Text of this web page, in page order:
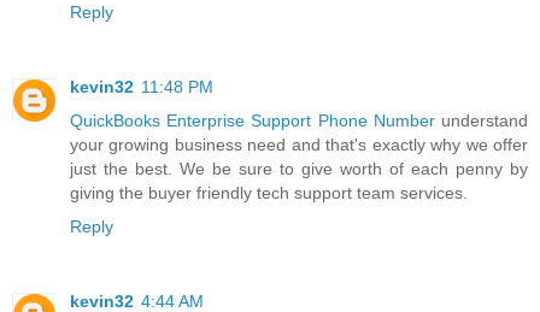
Reply
kevin32 11:48 PM
QuickBooks Enterprise Support Phone Numberunderstand
your growing business need and that's exactly why we offer
just the best. We be sure to give worth of each penny by
giving the buyer friendly tech support team services.
Reply
kevin32 4:44 AM